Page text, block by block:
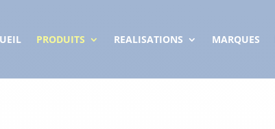
PRODUITS REALISATIONS MARQUES